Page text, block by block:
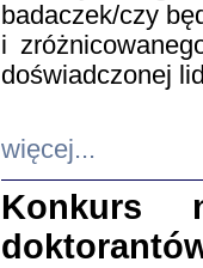
badaczek/czy
i
doświadczonej
więcej...
Konkurs